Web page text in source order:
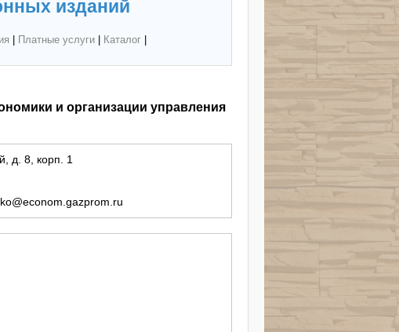
изданий
Платные услуги| Каталог|
и организации управления
д. 8, корп. 1